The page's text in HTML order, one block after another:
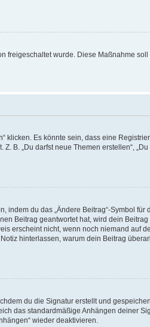
freigeschaltet wurde. Diese Maßnahme soll
klicken. Es könnte sein, dass eine
B. „Du darfst neue Themen erstellen“, „Du
indem du das „Ändere Beitrag“-Symbol für
Beitrag geantwortet hat, wird dein Beitrag
erscheint nicht, wenn noch niemand auf
hinterlassen, warum dein Beitrag
du die Signatur erstellt und
das standardmäßige Anhängen deiner
wieder deaktivieren.